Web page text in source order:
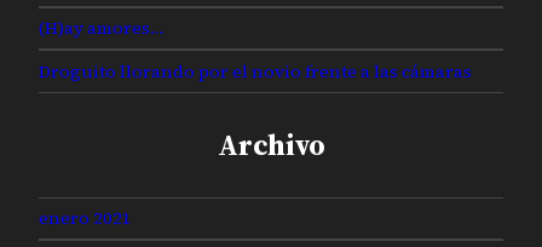
(H)ay amores…
Droguito llorando por el novio frente a las cámaras
Archivo
enero 2021